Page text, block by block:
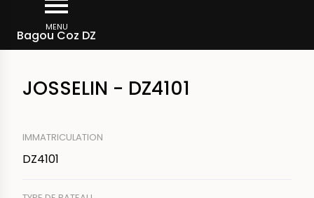
contenu
MENU
Bagou Coz DZ
d'Ariane
Rechercher un bateau
JOSSELIN - DZ4101
IMMATRICULATION
DZ4101